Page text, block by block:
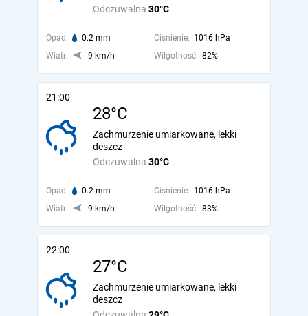
Odczuwalna 30°C
Opad: 0.2 mm Ciśnienie: 1016 hPa
Wiatr:
9 km/h Wilgotność: 82%
21:00
28°C
Odczuwalna 30°C
Zachmurzenie umiarkowane, lekki
deszcz
Opad: 0.2 mm Ciśnienie: 1016 hPa
Wiatr:
9 km/h Wilgotność: 83%
22:00
27°C
Zachmurzenie umiarkowane, lekki
deszcz